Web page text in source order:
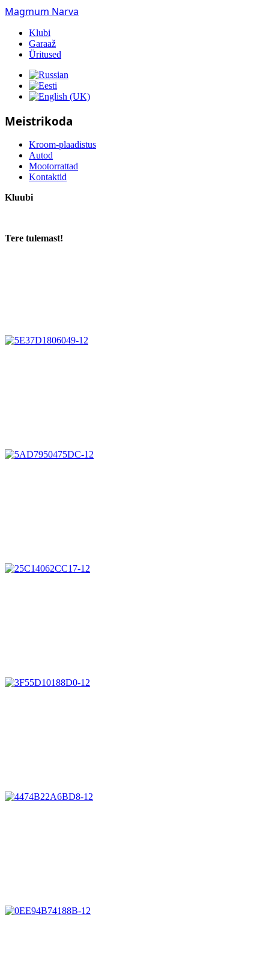
Magmum Narva
Klubi
Garaaž
Üritused
Meistrikoda
Kroom-plaadistus
Autod
Mootorrattad
Kontaktid
Kluubi
Tere tulemast!